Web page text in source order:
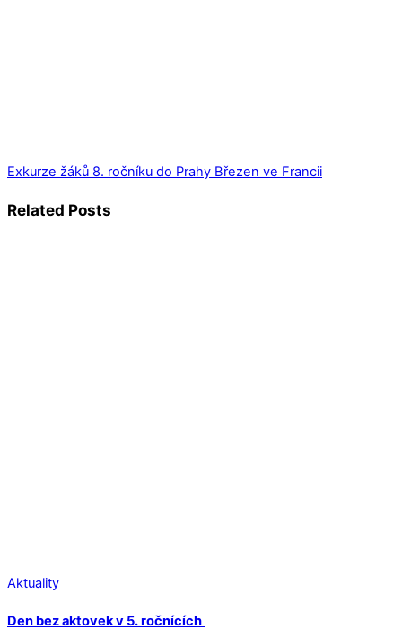
Exkurze žáků 8. ročníku do Prahy Březen ve Francii
Related Posts
Aktuality
Den bez aktovek v 5. ročnících